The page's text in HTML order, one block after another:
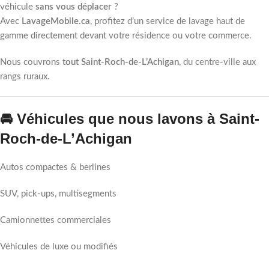
véhicule sans vous déplacer ?
Avec LavageMobile.ca, profitez d’un service de lavage haut de
gamme directement devant votre résidence ou votre commerce.
Nous couvrons tout Saint-Roch-de-L’Achigan, du centre-ville aux
rangs ruraux.
🚘 Véhicules que nous lavons à Saint-
Roch-de-L’Achigan
Autos compactes & berlines
SUV, pick-ups, multisegments
Camionnettes commerciales
Véhicules de luxe ou modifiés